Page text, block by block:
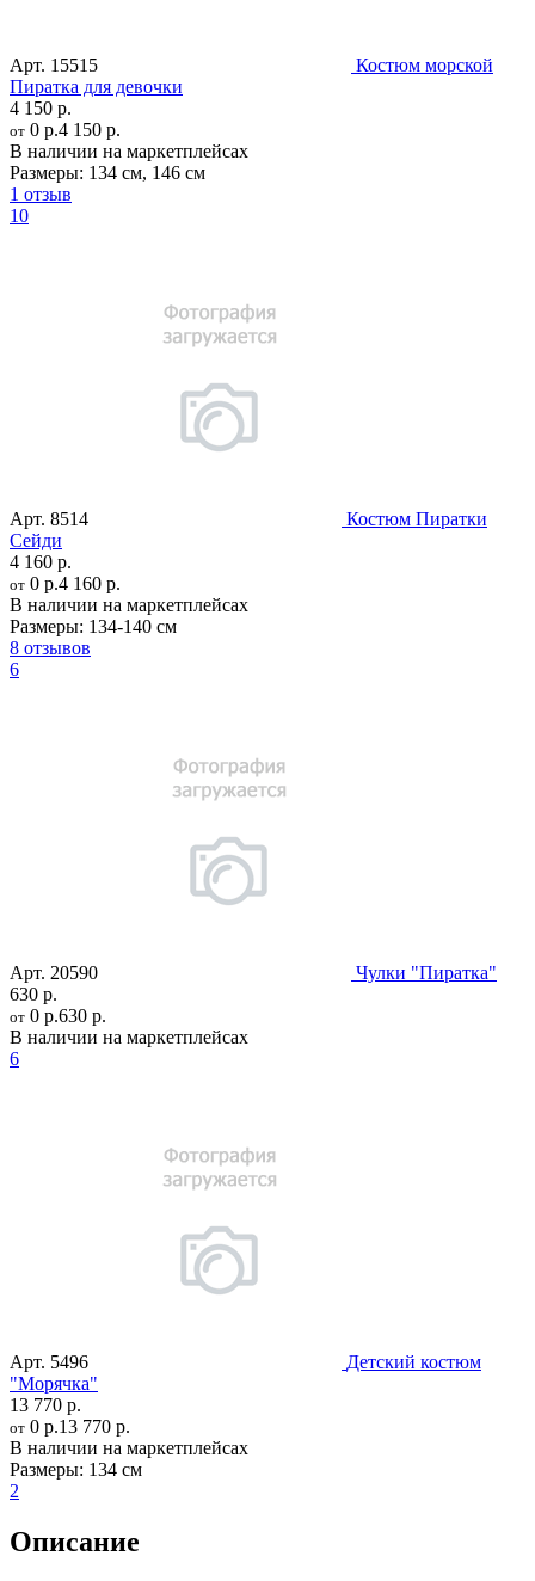
Арт. 15515
Костюм морской
Пиратка для девочки
4 150 р.
от 0 р.4 150 р.
В наличии на маркетплейсах
Размеры: 134 см, 146 см
1 отзыв
10
Арт. 8514
Костюм Пиратки
Сейди
4 160 р.
от 0 р.4 160 р.
В наличии на маркетплейсах
Размеры: 134-140 см
8 отзывов
6
Арт. 20590
Чулки "Пиратка"
630 р.
от 0 р.630 р.
В наличии на маркетплейсах
6
Арт. 5496
Детский костюм
"Морячка"
13 770 р.
от 0 р.13 770 р.
В наличии на маркетплейсах
Размеры: 134 см
2
Описание